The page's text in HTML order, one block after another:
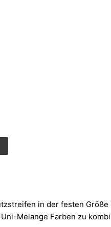
in der festen
Melange Farben zu